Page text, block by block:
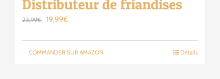
Distributeur de friandises
23,99€ Le
19,99€Le
COMMANDER SUR AMAZON Détails